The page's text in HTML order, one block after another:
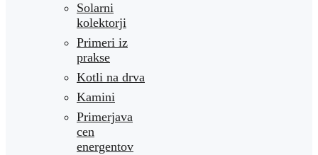
Solarni
kolektorji
Primeri iz
prakse
Kotli na drva
Kamini
Primerjava
cen
energentov